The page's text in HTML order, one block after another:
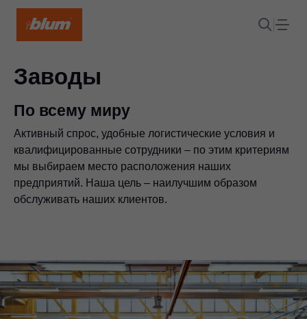
Заводы
По всему миру
Активный спрос, удобные логистические условия и
квалифицированные сотрудники – по этим критериям
мы выбираем место расположения наших
предприятий. Наша цель – наилучшим образом
обслуживать наших клиентов.